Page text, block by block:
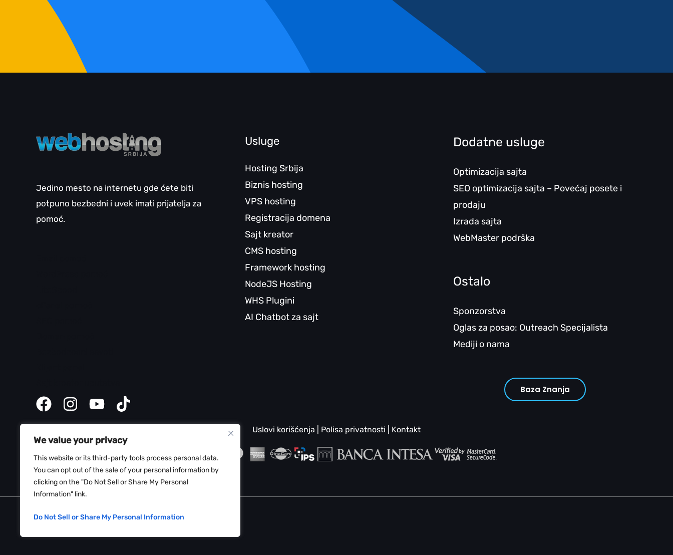
We value your privacy
This website or its third-party tools process personal data.
You can opt out of the sale of your personal information by
clicking on the "Do Not Sell or Share My Personal
Information" link.
Do Not Sell or Share My Personal Information
Jedino mesto na internetu gde ćete biti
potpuno bezbedni i uvek imati prijatelja za
pomoć.
Usluge
Hosting Srbija
Biznis hosting
VPS hosting
Registracija domena
Sajt kreator
CMS hosting
Framework hosting
NodeJS Hosting
WHS Plugini
AI Chatbot za sajt
Dodatne usluge
Optimizacija sajta
SEO optimizacija sajta – Povećaj posete i
prodaju
Izrada sajta
WebMaster podrška
Ostalo
Sponzorstva
Oglas za posao: Outreach Specijalista
Mediji o nama
Baza Znanja
Uslovi korišćenja Polisa privatnosti Kontakt
Copyright © 2026 Web Hosting Srbija